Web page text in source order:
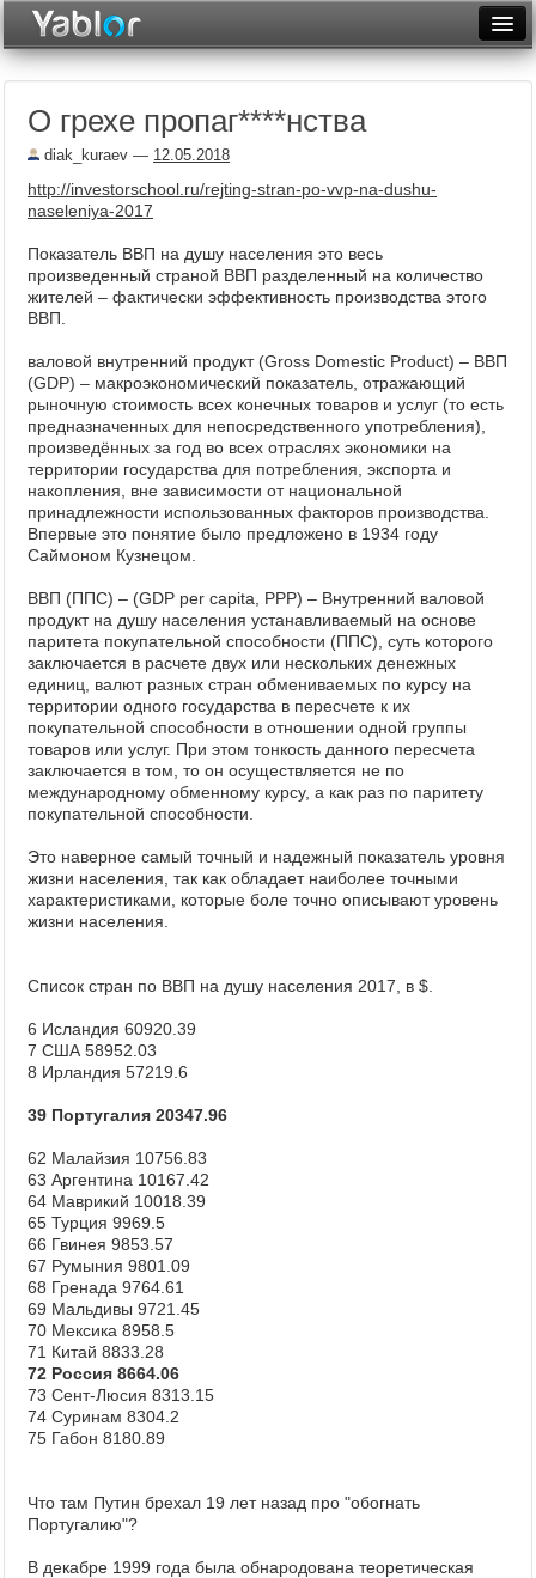
Неделя
Архив
Фототоп
Видеотоп
О грехе пропаг​****нства
diak_kuraev — 12.05.2018
http://investorschool.ru/rejting-stran-po-vvp-na-dushu-
naseleniya-2017
Показатель ВВП на душу населения это весь
произведенный страной ВВП разделенный на количество
жителей – фактически эффективность производства этого
ВВП.
валовой внутренний продукт (Gross Domestic Product) – ВВП
(GDP) – макроэкономический показатель, отражающий
рыночную стоимость всех конечных товаров и услуг (то есть
предназначенных для непосредственного употребления),
произведённых за год во всех отраслях экономики на
территории государства для потребления, экспорта и
накопления, вне зависимости от национальной
принадлежности использованных факторов производства.
Впервые это понятие было предложено в 1934 году
Саймоном Кузнецом.
ВВП (ППС) – (GDP per capita, PPP) – Внутренний валовой
продукт на душу населения устанавливаемый на основе
паритета покупательной способности (ППС), суть которого
заключается в расчете двух или нескольких денежных
единиц, валют разных стран обмениваемых по курсу на
территории одного государства в пересчете к их
покупательной способности в отношении одной группы
товаров или услуг. При этом тонкость данного пересчета
заключается в том, то он осуществляется не по
международному обменному курсу, а как раз по паритету
покупательной способности.
Это наверное самый точный и надежный показатель уровня
жизни населения, так как обладает наиболее точными
характеристиками, которые боле точно описывают уровень
жизни населения.
Список стран по ВВП на душу населения 2017, в $.
6 Исландия 60920.39
7 США 58952.03
8 Ирландия 57219.6
39 Португалия 20347.96
62 Малайзия 10756.83
63 Аргентина 10167.42
64 Маврикий 10018.39
65 Турция 9969.5
66 Гвинея 9853.57
67 Румыния 9801.09
68 Гренада 9764.61
69 Мальдивы 9721.45
70 Мексика 8958.5
71 Китай 8833.28
72 Россия 8664.06
73 Сент-Люсия 8313.15
74 Суринам 8304.2
75 Габон 8180.89
Что там Путин брехал 19 лет назад про "обогнать
Португалию"?
В декабре 1999 года была обнародована теоретическая